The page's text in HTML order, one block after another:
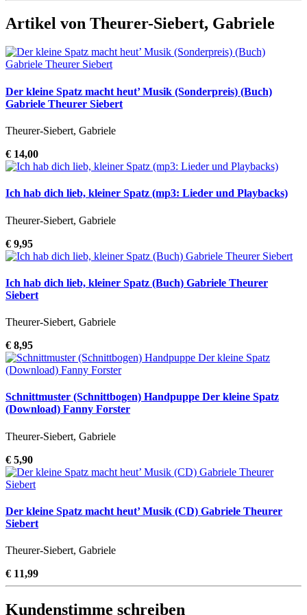
Artikel von Theurer-Siebert, Gabriele
Der kleine Spatz macht heut’ Musik (Sonderpreis) (Buch)
Gabriele Theurer Siebert
Theurer-Siebert, Gabriele
€ 14,00
Ich hab dich lieb, kleiner Spatz (mp3: Lieder und Playbacks)
Theurer-Siebert, Gabriele
€ 9,95
Ich hab dich lieb, kleiner Spatz (Buch) Gabriele Theurer
Siebert
Theurer-Siebert, Gabriele
€ 8,95
Schnittmuster (Schnittbogen) Handpuppe Der kleine Spatz
(Download) Fanny Forster
Theurer-Siebert, Gabriele
€ 5,90
Der kleine Spatz macht heut’ Musik (CD) Gabriele Theurer
Siebert
Theurer-Siebert, Gabriele
€ 11,99
Kundenstimme schreiben